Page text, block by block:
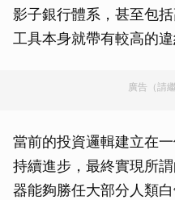
影子銀行體系，甚至包
工具本身就帶有較高的違
廣告（請
當前的投資邏輯建立在
持續進步，最終實現所
器能夠勝任大部分人類